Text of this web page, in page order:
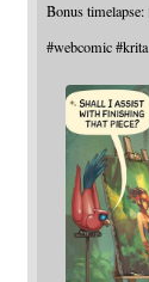
Bonus timelapse:
#webcomic #krita